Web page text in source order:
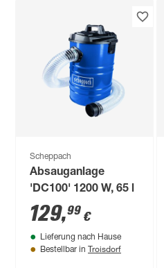
Scheppach
Absauganlage
'DC100' 1200 W, 65 l
129,99 €
Lieferung nach Hause
Bestellbar in Troisdorf